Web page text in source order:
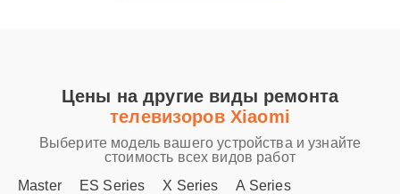
Цены на другие виды ремонта
телевизоров Xiaomi
Выберите модель вашего устройства и узнайте
стоимость всех видов работ
Master
ES Series X Series A Series